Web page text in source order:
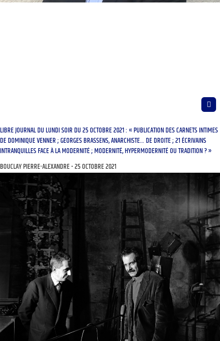
LIBRE JOURNAL DU LUNDI SOIR DU 25 OCTOBRE 2021 : « PUBLICATION DES CARNETS INTIMES
DE DOMINIQUE VENNER ; GEORGES BRASSENS, ANARCHISTE… DE DROITE ; 21 ÉCRIVAINS
INTRANQUILLES FACE À LA MODERNITÉ ; MODERNITÉ, HYPERMODERNITÉ OU TRADITION ? »
BOUCLAY PIERRE-ALEXANDRE 25 OCTOBRE 2021